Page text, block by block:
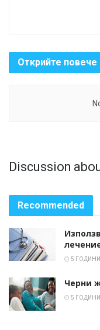
Открийте повече
Discussion
Recommended
5 ГОДИНИ
Черни
5 ГОДИНИ